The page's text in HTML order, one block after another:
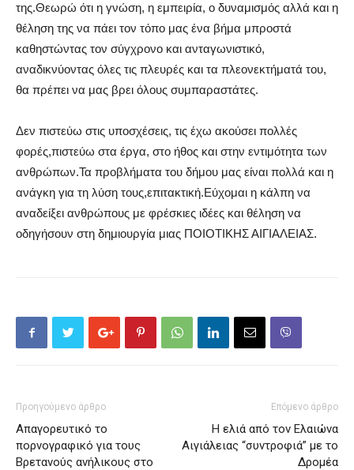
της.Θεωρώ ότι η γνώση, η εμπειρία, ο δυναμισμός αλλά και η
θέληση της να πάει τον τόπο μας ένα βήμα μπροστά
καθηστώντας τον σύγχρονο και ανταγωνιστικό,
αναδικνύοντας όλες τις πλευρές και τα πλεονεκτήματά του,
θα πρέπει να μας βρει όλους συμπαραστάτες.
Δεν πιστεύω στις υποσχέσεις, τις έχω ακούσει πολλές
φορές,πιστεύω στα έργα, στο ήθος και στην εντιμότητα των
ανθρώπων.Τα προβλήματα του δήμου μας είναι πολλά και η
ανάγκη για τη λύση τους,επιτακτική.Εύχομαι η κάλπη να
αναδείξει ανθρώπους με φρέσκιες ιδέες και θέληση να
οδηγήσουν στη δημιουργία μιας ΠΟΙΟΤΙΚΗΣ ΑΙΓΙΑΛΕΙΑΣ.
Προηγούμενο άρθρο
Απαγορευτικό το
πορνογραφικό για τους
Βρετανούς ανήλικους στο
Επόμενο άρθρο
Η ελιά από τον Ελαιώνα
Αιγιάλειας “συντροφιά” με το
Δρομέα